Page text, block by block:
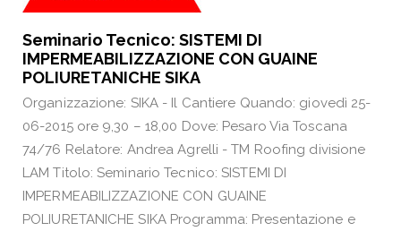
Seminario Tecnico: SISTEMI DI
IMPERMEABILIZZAZIONE CON GUAINE
POLIURETANICHE SIKA
Organizzazione: SIKA - Il Cantiere Quando: giovedì 25-
06-2015 ore 9,30 – 18,00 Dove: Pesaro Via Toscana
74/76 Relatore: Andrea Agrelli - TM Roofing divisione
LAM Titolo: Seminario Tecnico: SISTEMI DI
IMPERMEABILIZZAZIONE CON GUAINE
POLIURETANICHE SIKA Programma: Presentazione e